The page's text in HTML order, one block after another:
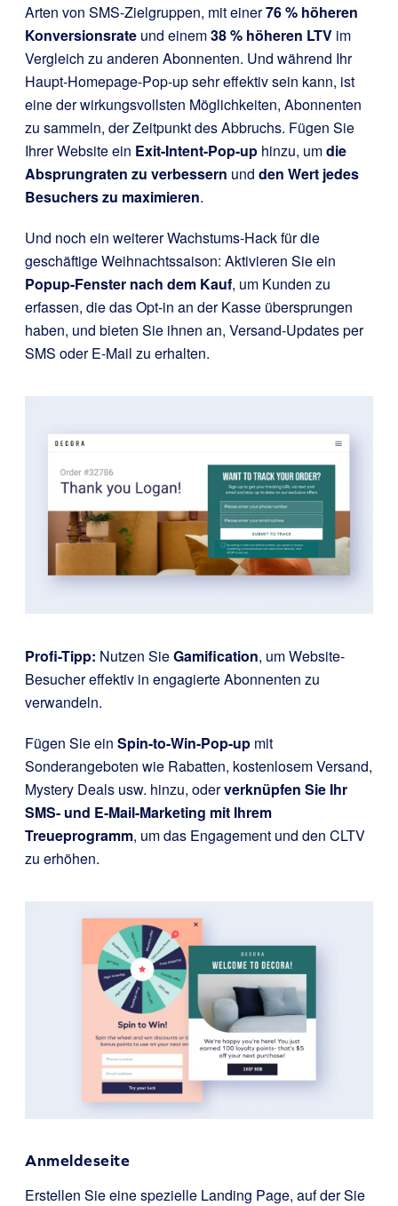
Arten von SMS-Zielgruppen, mit einer76 % höheren
Konversionsrate und einem38 % höheren LTV im
Vergleich zu anderen Abonnenten. Und während Ihr
Haupt-Homepage-Pop-up sehr effektiv sein kann, ist
eine der wirkungsvollsten Möglichkeiten, Abonnenten
zu sammeln, der Zeitpunkt des Abbruchs. Fügen Sie
Ihrer Website ein Exit-Intent-Pop-up hinzu, umdie
Absprungraten zu verbessern und den Wert jedes
Besuchers zu maximieren.
Und noch ein weiterer Wachstums-Hack für die
geschäftige Weihnachtssaison: Aktivieren Sie ein
Popup-Fenster nach dem Kauf, um Kunden zu
erfassen, die das Opt-in an der Kasse übersprungen
haben, und bieten Sie ihnen an, Versand-Updates per
SMS oder E-Mail zu erhalten.
Profi-Tipp: Nutzen SieGamification, um Website-
Besucher effektiv in engagierte Abonnenten zu
verwandeln.
Fügen Sie ein Spin-to-Win-Pop-up mit
Sonderangeboten wie Rabatten, kostenlosem Versand,
Mystery Deals usw. hinzu, oderverknüpfen Sie Ihr
SMS- und E-Mail-Marketing mit Ihrem
Treueprogramm, um das Engagement und den CLTV
zu erhöhen.
Anmeldeseite
Erstellen Sie eine spezielle Landing Page, auf der Sie